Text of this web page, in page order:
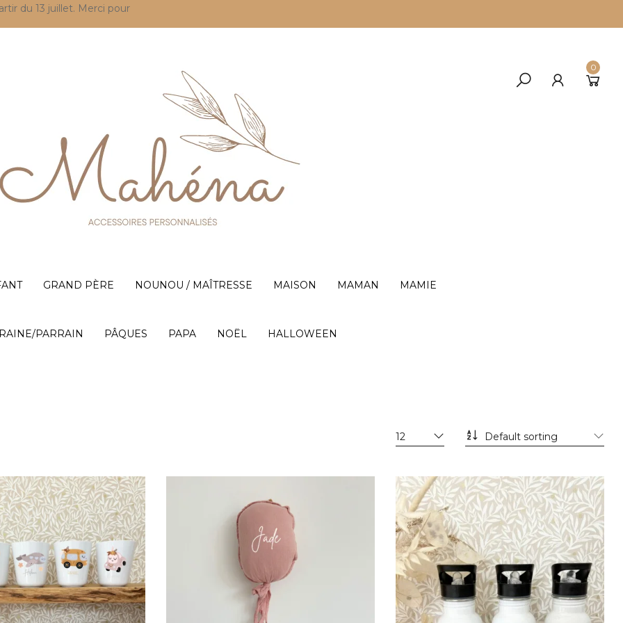
du 13 juillet. Merci pour
0
GRAND PÈRE NOUNOU / MAÎTRESSE MAISON MAMAN MAMIE
PARRAIN PÂQUES PAPA NOËL HALLOWEEN
Default sorting
12